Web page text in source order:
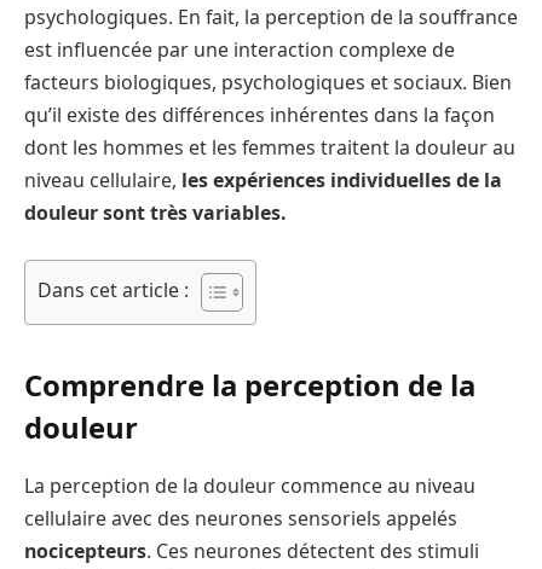
psychologiques. En fait, la perception de la souffrance
est influencée par une interaction complexe de
facteurs biologiques, psychologiques et sociaux. Bien
qu’il existe des différences inhérentes dans la façon
dont les hommes et les femmes traitent la douleur au
niveau cellulaire, les expériences individuelles de la
douleur sont très variables.
Dans cet article :
Comprendre la perception de la
douleur
La perception de la douleur commence au niveau
cellulaire avec des neurones sensoriels appelés
nocicepteurs. Ces neurones détectent des stimuli